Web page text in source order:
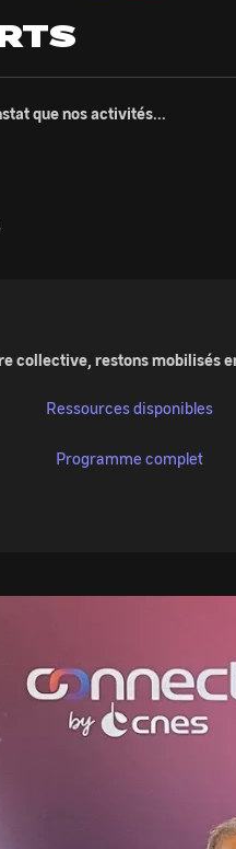
que nos activités...
collective, restons mobilisés
Ressources disponibles
Programme complet